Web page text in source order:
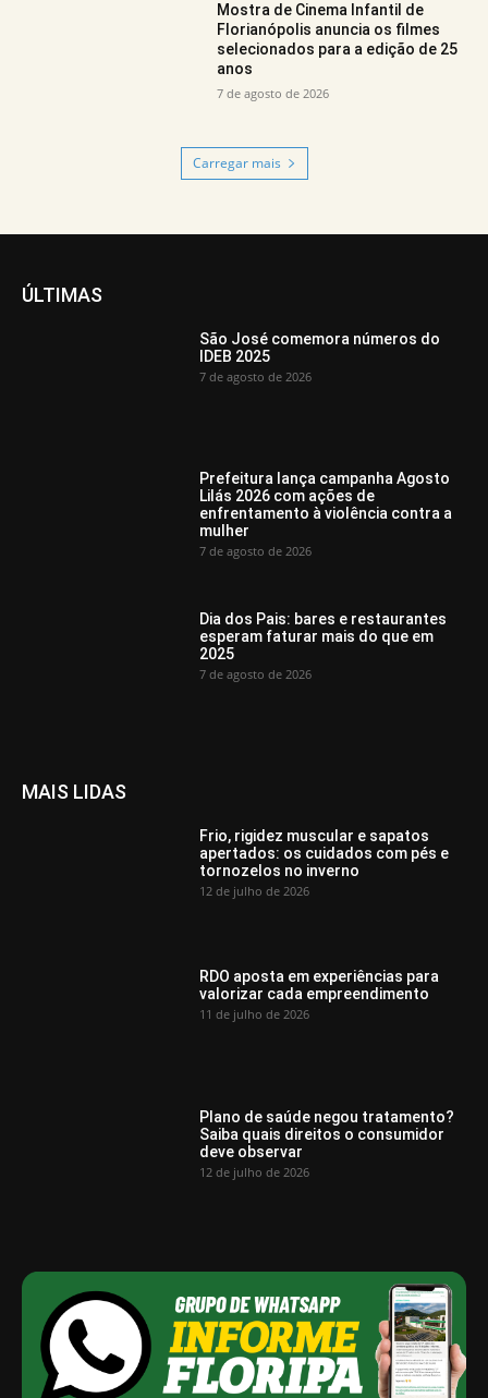
Mostra de Cinema Infantil de
Florianópolis anuncia os filmes
selecionados para a edição de 25
anos
7 de agosto de 2026
Carregar mais
ÚLTIMAS
São José comemora números do
IDEB 2025
7 de agosto de 2026
Prefeitura lança campanha Agosto
Lilás 2026 com ações de
enfrentamento à violência contra a
mulher
7 de agosto de 2026
Dia dos Pais: bares e restaurantes
esperam faturar mais do que em
2025
7 de agosto de 2026
MAIS LIDAS
Frio, rigidez muscular e sapatos
apertados: os cuidados com pés e
tornozelos no inverno
12 de julho de 2026
RDO aposta em experiências para
valorizar cada empreendimento
11 de julho de 2026
Plano de saúde negou tratamento?
Saiba quais direitos o consumidor
deve observar
12 de julho de 2026